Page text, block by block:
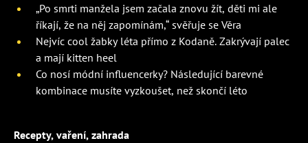
„Po smrti manžela jsem začala znovu žít, děti mi ale
říkají, že na něj zapomínám,“ svěřuje se Věra
Nejvíc cool žabky léta přímo z Kodaně. Zakrývají palec
a mají kitten heel
Co nosí módní influencerky? Následující barevné
kombinace musíte vyzkoušet, než skončí léto
Recepty, vaření, zahrada